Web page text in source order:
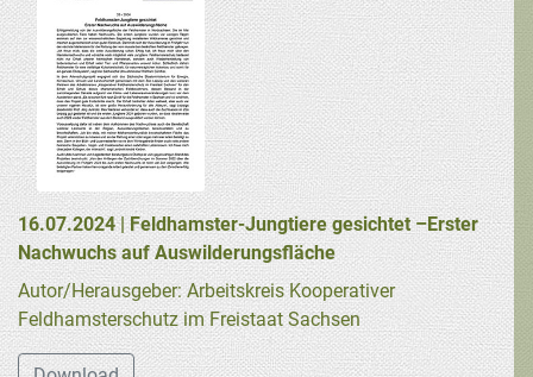
16.07.2024 | Feldhamster-Jungtiere gesichtet –Erster
Nachwuchs auf Auswilderungsfläche
Autor/Herausgeber: Arbeitskreis Kooperativer
Feldhamsterschutz im Freistaat Sachsen